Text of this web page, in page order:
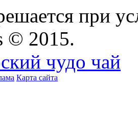
при
© 2015.
чудо чай
Карта сайта